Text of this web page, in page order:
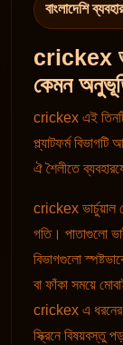
বাংলাদেশি
crickex
কেমন
crickex এই তিনটি
প্ল্যাটফর্ম
ঐ শৈলীতে
crickex ভার্চুয়াল
গতি। পাতাগুলো
বিভাগগুলো
বা ফাঁকা সময়ে
crickex এ ধরনের
স্ক্রিনে বিষয়বস্তু